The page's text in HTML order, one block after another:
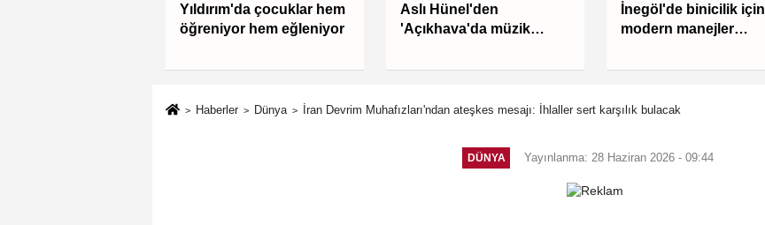
Yıldırım'da çocuklar hem
öğreniyor hem eğleniyor
Aslı Hünel'den
'Açıkhava'da müzik
İnegöl'de binicilik için
modern manejler
Haberler Dünya İran Devrim Muhafızları'ndan ateşkes mesajı: İhlaller sert karşılık bulacak
DÜNYA Yayınlanma: 28 Haziran 2026 - 09:44